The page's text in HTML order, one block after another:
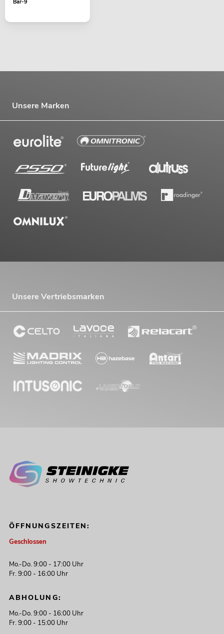
Bar-9
Unsere Marken
Unsere Vertriebsmarken
ÖFFNUNGSZEITEN:
Geschlossen
Mo.-Do. 9:00 - 17:00 Uhr
Fr. 9:00 - 16:00 Uhr
ABHOLUNG:
Mo.-Do. 9:00 - 16:00 Uhr
Fr. 9:00 - 15:00 Uhr